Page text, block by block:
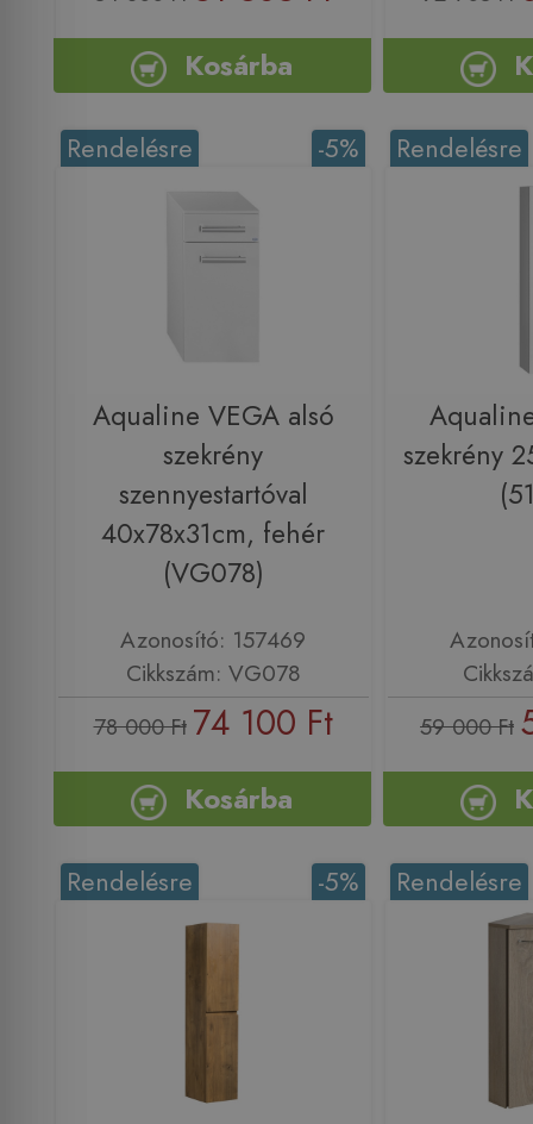
Kosárba
-5%
Rendelésre
Aqualine VEGA alsó
szekrény
szennyestartóval
40x78x31cm, fehér
(VG078)
Azonosító: 157469
Cikkszám: VG078
78 000 Ft 74 100 Ft
Kosárba
Rendelésre
szekrény
59 000 Ft
-5%
Rendelésre Rendelésre